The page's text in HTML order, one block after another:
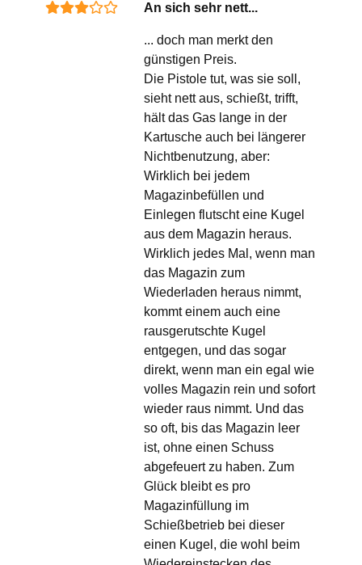
An sich sehr nett...
... doch man merkt den
günstigen Preis.
Die Pistole tut, was sie soll,
sieht nett aus, schießt, trifft,
hält das Gas lange in der
Kartusche auch bei längerer
Nichtbenutzung, aber:
Wirklich bei jedem
Magazinbefüllen und
Einlegen flutscht eine Kugel
aus dem Magazin heraus.
Wirklich jedes Mal, wenn man
das Magazin zum
Wiederladen heraus nimmt,
kommt einem auch eine
rausgerutschte Kugel
entgegen, und das sogar
direkt, wenn man ein egal wie
volles Magazin rein und sofort
wieder raus nimmt. Und das
so oft, bis das Magazin leer
ist, ohne einen Schuss
abgefeuert zu haben. Zum
Glück bleibt es pro
Magazinfüllung im
Schießbetrieb bei dieser
einen Kugel, die wohl beim